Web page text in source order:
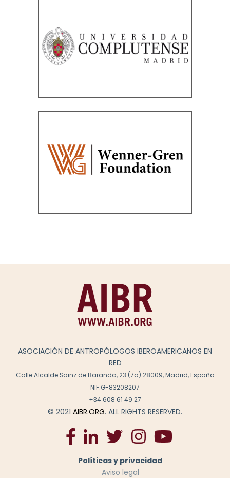
ASOCIACIÓN DE ANTROPÓLOGOS IBEROAMERICANOS EN
RED
Calle Alcalde Sainz de Baranda, 23 (7a) 28009, Madrid, España
NIF.G-83208207
+34 608 61 49 27
© 2021 AIBR.ORG. ALL RIGHTS RESERVED.
Políticas y privacidad
Aviso legal